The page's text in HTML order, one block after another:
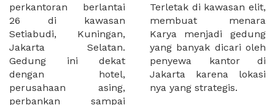
perkantoran berlantai
26 di kawasan
Setiabudi, Kuningan,
Jakarta Selatan.
Gedung ini dekat
dengan hotel,
perusahaan asing,
perbankan sampai
Terletak di kawasan elit,
membuat menara
Karya menjadi gedung
yang banyak dicari oleh
penyewa kantor di
Jakarta karena lokasi
nya yang strategis.